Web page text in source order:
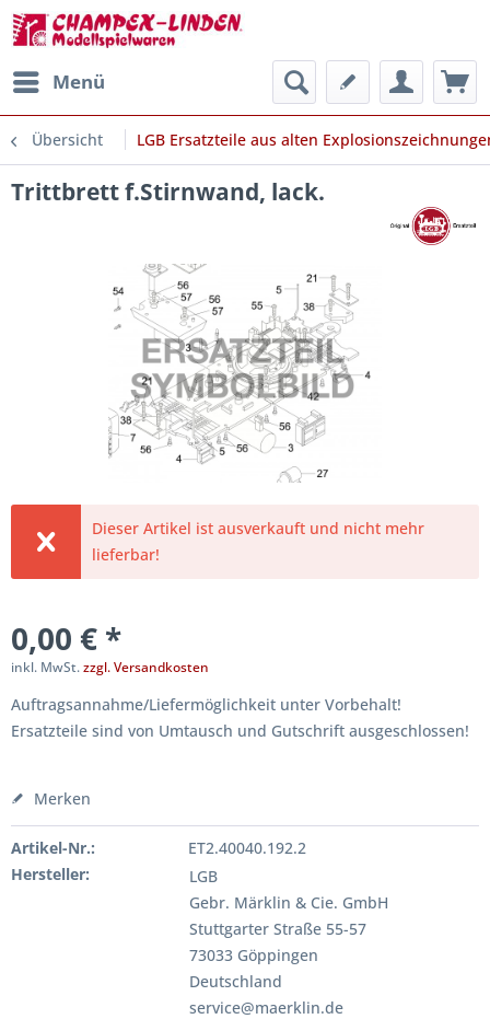
Menü
Übersicht LGB Ersatzteile aus alten
Trittbrett f.Stirnwand, lack.
Dieser Artikel ist ausverkauft und nicht mehr
lieferbar!
0,00 € *
inkl. MwSt.zzgl. Versandkosten
Auftragsannahme/Liefermöglichkeit unter Vorbehalt!
Ersatzteile sind von Umtausch und Gutschrift ausgeschlossen!
Merken
Artikel-Nr.:
ET2.40040.192.2
Hersteller:
LGB
Gebr. Märklin & Cie. GmbH
Stuttgarter Straße 55-57
73033 Göppingen
Deutschland
service@maerklin.de